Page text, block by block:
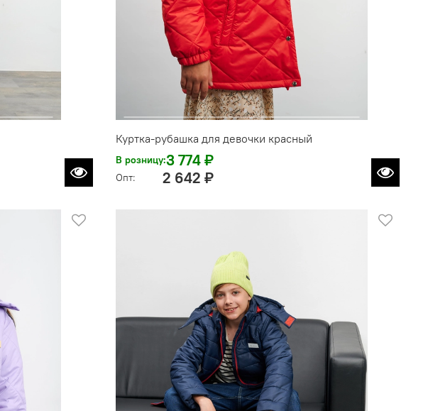
Куртка-рубашка для девочки красный
В розницу:3 774 ₽
Опт: 2 642 ₽